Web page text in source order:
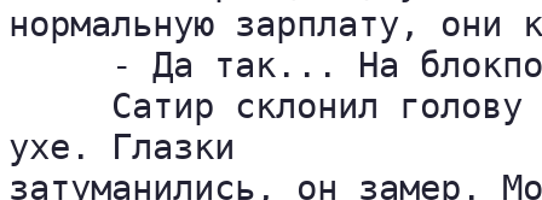
нормальную зарплату,
- Да так... На
Сатир склонил
ухе. Глазки
затуманились, он замер.